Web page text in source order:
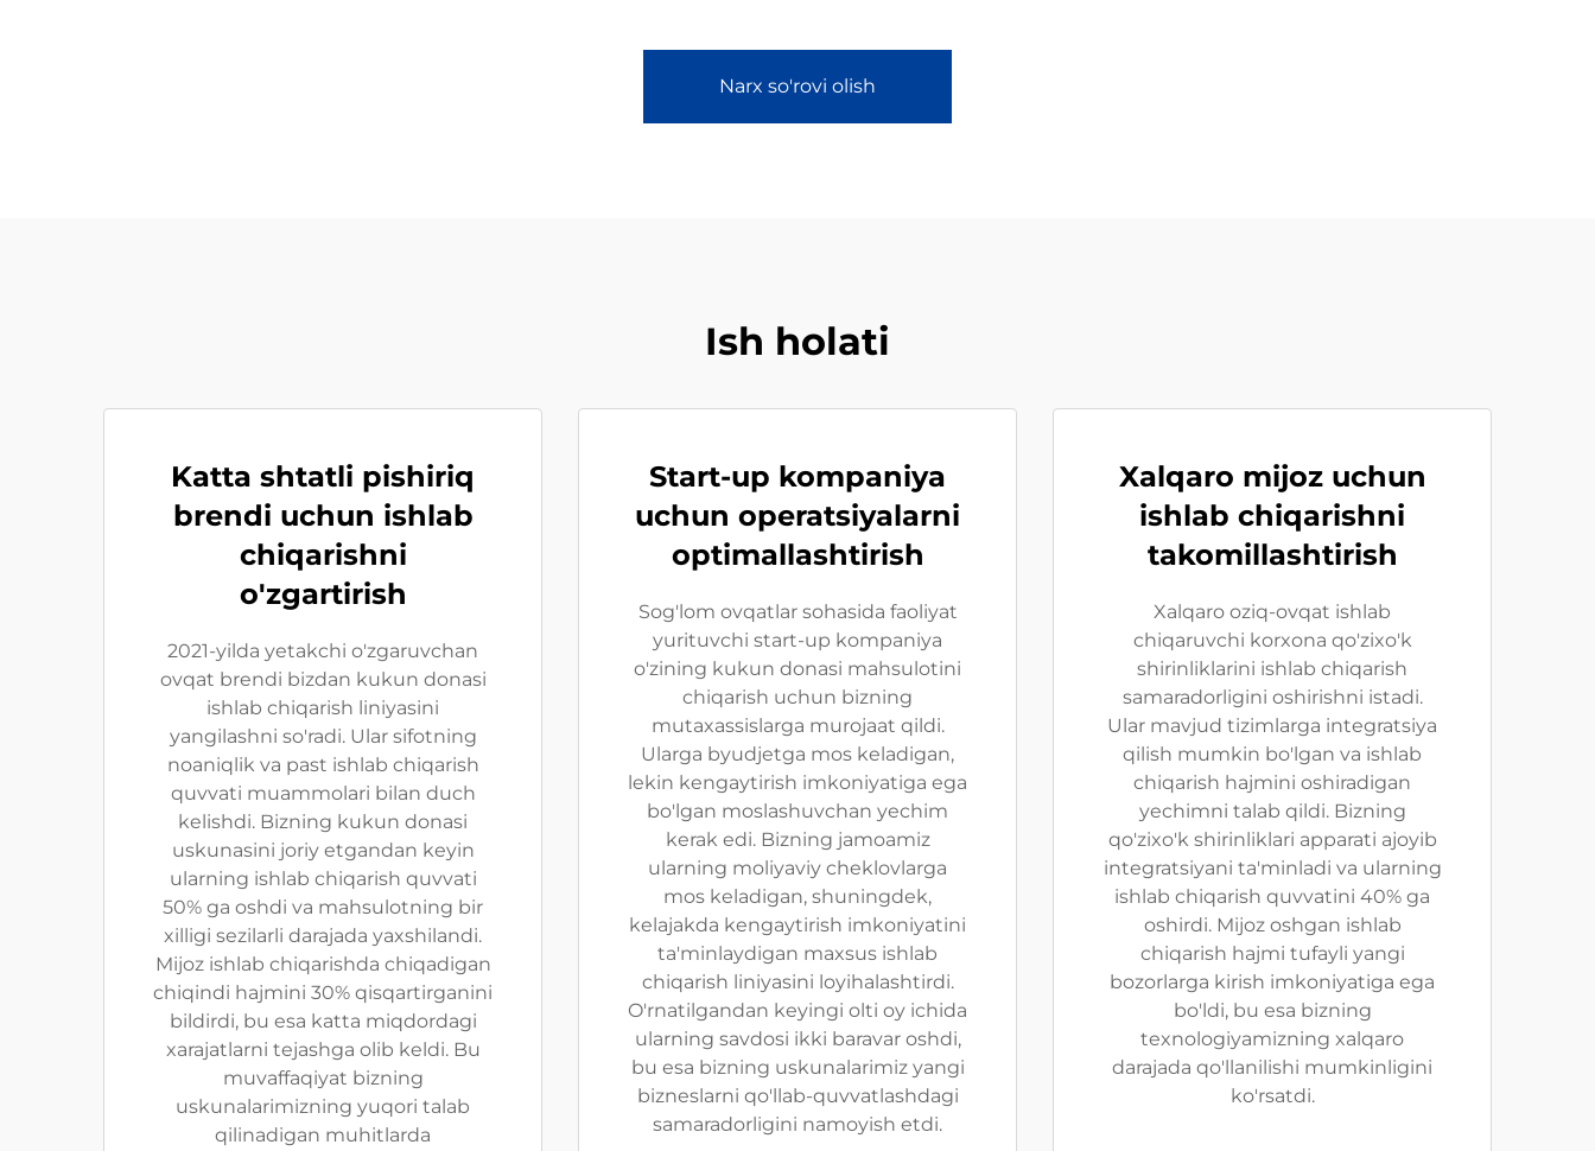
Narx so'rovi olish
Ish holati
Katta shtatli pishiriq
brendi uchun ishlab
chiqarishni
o'zgartirish
2021-yilda yetakchi o'zgaruvchan
ovqat brendi bizdan kukun donasi
ishlab chiqarish liniyasini
yangilashni so'radi. Ular sifotning
noaniqlik va past ishlab chiqarish
quvvati muammolari bilan duch
kelishdi. Bizning kukun donasi
uskunasini joriy etgandan keyin
ularning ishlab chiqarish quvvati
50% ga oshdi va mahsulotning bir
xilligi sezilarli darajada yaxshilandi.
Mijoz ishlab chiqarishda chiqadigan
chiqindi hajmini 30% qisqartirganini
bildirdi, bu esa katta miqdordagi
xarajatlarni tejashga olib keldi. Bu
muvaffaqiyat bizning
uskunalarimizning yuqori talab
qilinadigan muhitlarda
Start-up kompaniya
uchun operatsiyalarni
optimallashtirish
Sog'lom ovqatlar sohasida faoliyat
yurituvchi start-up kompaniya
o'zining kukun donasi mahsulotini
chiqarish uchun bizning
mutaxassislarga murojaat qildi.
Ularga byudjetga mos keladigan,
lekin kengaytirish imkoniyatiga ega
bo'lgan moslashuvchan yechim
kerak edi. Bizning jamoamiz
ularning moliyaviy cheklovlarga
mos keladigan, shuningdek,
kelajakda kengaytirish imkoniyatini
ta'minlaydigan maxsus ishlab
chiqarish liniyasini loyihalashtirdi.
O'rnatilgandan keyingi olti oy ichida
ularning savdosi ikki baravar oshdi,
bu esa bizning uskunalarimiz yangi
bizneslarni qo'llab-quvvatlashdagi
samaradorligini namoyish etdi.
Xalqaro mijoz uchun
ishlab chiqarishni
takomillashtirish
Xalqaro oziq-ovqat ishlab
chiqaruvchi korxona qo'zixo'k
shirinliklarini ishlab chiqarish
samaradorligini oshirishni istadi.
Ular mavjud tizimlarga integratsiya
qilish mumkin bo'lgan va ishlab
chiqarish hajmini oshiradigan
yechimni talab qildi. Bizning
qo'zixo'k shirinliklari apparati ajoyib
integratsiyani ta'minladi va ularning
ishlab chiqarish quvvatini 40% ga
oshirdi. Mijoz oshgan ishlab
chiqarish hajmi tufayli yangi
bozorlarga kirish imkoniyatiga ega
bo'ldi, bu esa bizning
texnologiyamizning xalqaro
darajada qo'llanilishi mumkinligini
ko'rsatdi.